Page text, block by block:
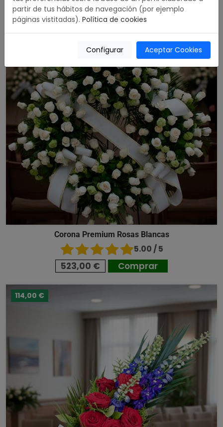
Corona Premium Rosas Blancas
5.00 / 5
523,00 € Comprar
114,00 €
partir de tus hábitos de navegación (por ejemplo
páginas vistitadas). Política de cookies
Configurar Aceptar Cookies